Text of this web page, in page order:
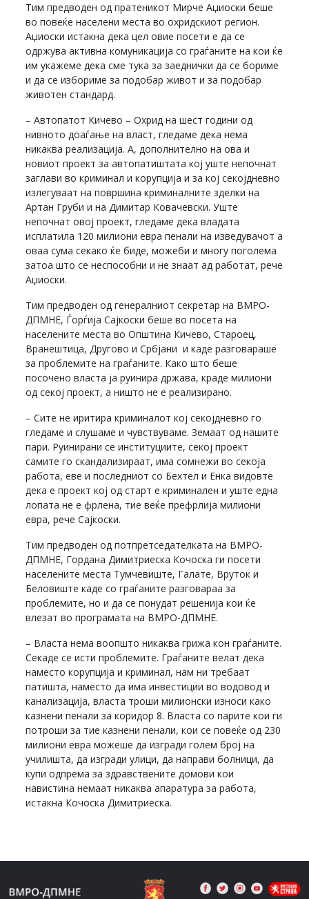
Тим предводен од пратеникот Мирче Аџиоски беше
во повеќе населени места во охридскиот регион.
Аџиоски истакна дека цел овие посети е да се
одржува активна комуникација со граѓаните на кои ќе
им укажеме дека сме тука за заеднички да се бориме
и да се избориме за подобар живот и за подобар
животен стандард.
– Автопатот Кичево – Охрид на шест години од
нивното доаѓање на власт, гледаме дека нема
никаква реализација. А, дополнително на ова и
новиот проект за автопатиштата кој уште непочнат
заглави во криминал и корупција и за кој секојдневно
излегуваат на површина криминалните зделки на
Артан Груби и на Димитар Ковачевски. Уште
непочнат овој проект, гледаме дека владата
исплатила 120 милиони евра пенали на изведувачот а
оваа сума секако ќе биде, можеби и многу поголема
затоа што се неспособни и не знаат ад работат, рече
Аџиоски.
Тим предводен од генералниот секретар на ВМРО-
ДПМНЕ, Ѓорѓија Сајкоски беше во посета на
населените места во Општина Кичево, Староец,
Вранештица, Другово и Србјани и каде разговараше
за проблемите на граѓаните. Како што беше
посочено власта ја руинира држава, краде милиони
од секој проект, а ништо не е реализирано.
– Сите не иритира криминалот кој секојдневно го
гледаме и слушаме и чувствуваме. Земаат од нашите
пари. Руинирани се институциите, секој проект
самите го скандализираат, има сомнежи во секоја
работа, еве и последниот со Бехтел и Енка видовте
дека е проект кој од старт е криминален и уште една
лопата не е фрлена, тие веќе префрлија милиони
евра, рече Сајкоски.
Тим предводен од потпретседателката на ВМРО-
ДПМНЕ, Гордана Димитриеска Кочоска ги посети
населените места Тумчевиште, Галате, Вруток и
Беловиште каде со граѓаните разговараа за
проблемите, но и да се понудат решенија кои ќе
влезат во програмата на ВМРО-ДПМНЕ.
– Власта нема воопшто никаква грижа кон граѓаните.
Секаде се исти проблемите. Граѓаните велат дека
наместо корупција и криминал, нам ни требаат
патишта, наместо да има инвестиции во водовод и
канализација, власта троши милионски износи како
казнени пенали за коридор 8. Власта со парите кои ги
потроши за тие казнени пенали, кои се повеќе од 230
милиони евра можеше да изгради голем број на
училишта, да изгради улици, да направи болници, да
купи одпрема за здравствените домови кои
навистина немаат никаква апаратура за работа,
истакна Кочоска Димитриеска.